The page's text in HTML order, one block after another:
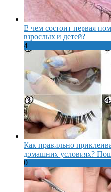
В чем состоит первая
взрослых и детей?
4
Как правильно
домашних условиях?
0